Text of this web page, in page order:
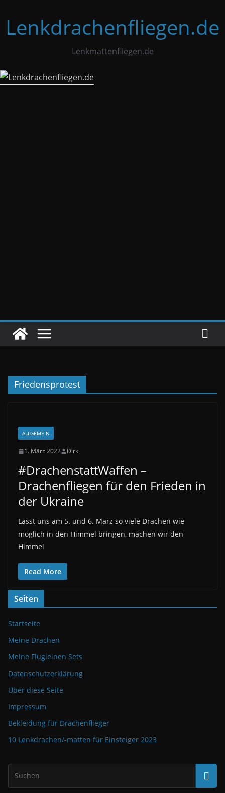
Inhalt
springen
Lenkdrachenfliegen.de
Lenkmattenfliegen.de
Friedensprotest
ALLGEMEIN
1. März 2022 Dirk
#DrachenstattWaffen –
Drachenfliegen für den Frieden in
der Ukraine
Lasst uns am 5. und 6. März so viele Drachen wie
möglich in den Himmel bringen, machen wir den
Himmel
Read More
Seiten
Startseite
Meine Drachen
Meine Flugleinen Sets
Datenschutzerklärung
Über diese Seite
Impressum
Bekleidung für Drachenflieger
10 Lenkdrachen/-matten für Einsteiger 2023